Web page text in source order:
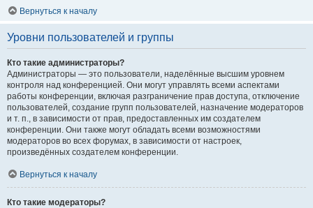
Вернуться к началу
Уровни пользователей и группы
Кто такие администраторы?
Администраторы — это пользователи, наделённые высшим уровнем
контроля над конференцией. Они могут управлять всеми аспектами
работы конференции, включая разграничение прав доступа, отключение
пользователей, создание групп пользователей, назначение модераторов
и т. п., в зависимости от прав, предоставленных им создателем
конференции. Они также могут обладать всеми возможностями
модераторов во всех форумах, в зависимости от настроек,
произведённых создателем конференции.
Вернуться к началу
Кто такие модераторы?